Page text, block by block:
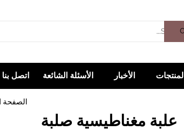
المنتجات الأخبار الأسئلة الشائعة اتصل بنا
الصفحة
علبة مغناطيسية صلبة